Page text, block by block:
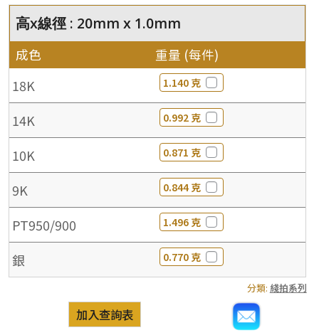
高x線徑 : 20mm x 1.0mm
成色 重量 (每件)
18K 1.140 克
14K 0.992 克
10K 0.871 克
9K 0.844 克
PT950/900 1.496 克
銀 0.770 克
分類: 綫拍系列
加入查詢表